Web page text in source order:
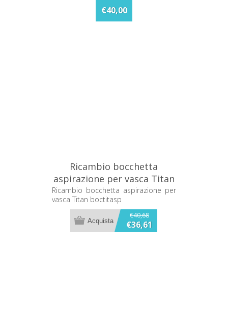
€40,00
Ricambio bocchetta
aspirazione per vasca Titan
boctitasp
Ricambio bocchetta aspirazione per
vasca Titan boctitasp
€40,68
€36,61